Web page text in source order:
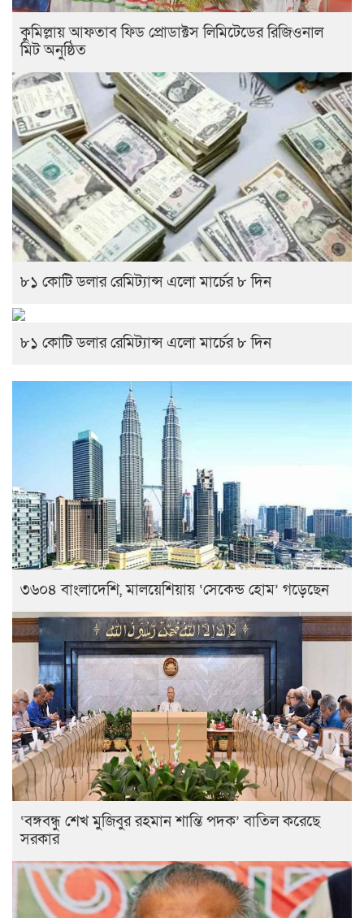
কুমিল্লায় আফতাব ফিড প্রোডাক্টস লিমিটেডের রিজিওনাল
মিট অনুষ্ঠিত
৮১ কোটি ডলার রেমিট্যান্স এলো মার্চের ৮ দিন
৮১ কোটি ডলার রেমিট্যান্স এলো মার্চের ৮ দিন
৩৬০৪ বাংলাদেশি, মালয়েশিয়ায় ‘সেকেন্ড হোম’ গড়েছেন
‘বঙ্গবন্ধু শেখ মুজিবুর রহমান শান্তি পদক’ বাতিল করেছে
সরকার